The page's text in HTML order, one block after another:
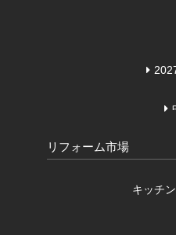
リフォーム市場
キッチ